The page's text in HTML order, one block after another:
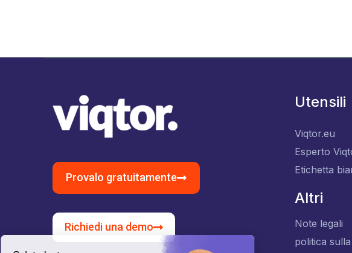
Provalo gratuitamente
Richiedi una demo
Utensili
Viqtor.eu
Esperto
Etichetta
Altri
Note legali
politica